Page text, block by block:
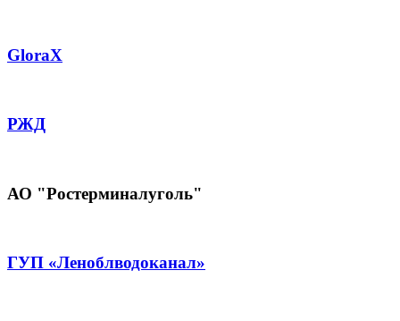
GloraX
РЖД
АО "Ростерминалуголь"
ГУП «Леноблводоканал»